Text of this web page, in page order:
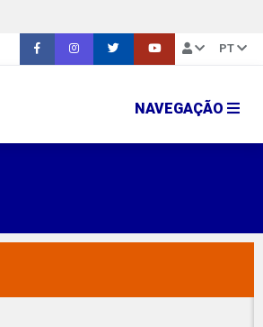
PT
NAVEGAÇÃO